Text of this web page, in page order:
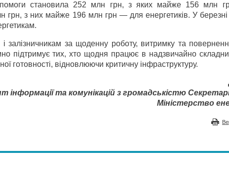
становила 252 млн грн, з яких майже 156 млн
грн, з них майже 196 млн грн — для енергетиків. У
залізничникам за щоденну роботу, витримку та
підтримує тих, хто щодня працює в надзвичайно
готовності, відновлюючи критичну інфраструктуру.
інформації та комунікацій з громадськістю
Міністерство